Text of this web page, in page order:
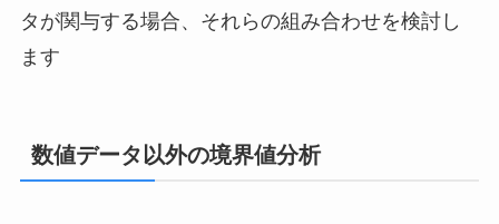
タが関与する場合、それらの組み合わせを検討し
ます
数値データ以外の境界値分析